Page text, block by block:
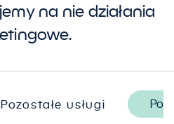
na nie działania
Pozostałe usługi